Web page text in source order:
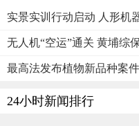
实景实训行动启动 人形机
无人机“空运”通关 黄埔综
最高法发布植物新品种案
24小时新闻排行